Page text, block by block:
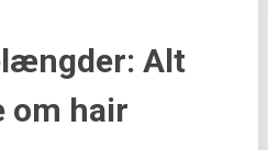
Alt
om hair